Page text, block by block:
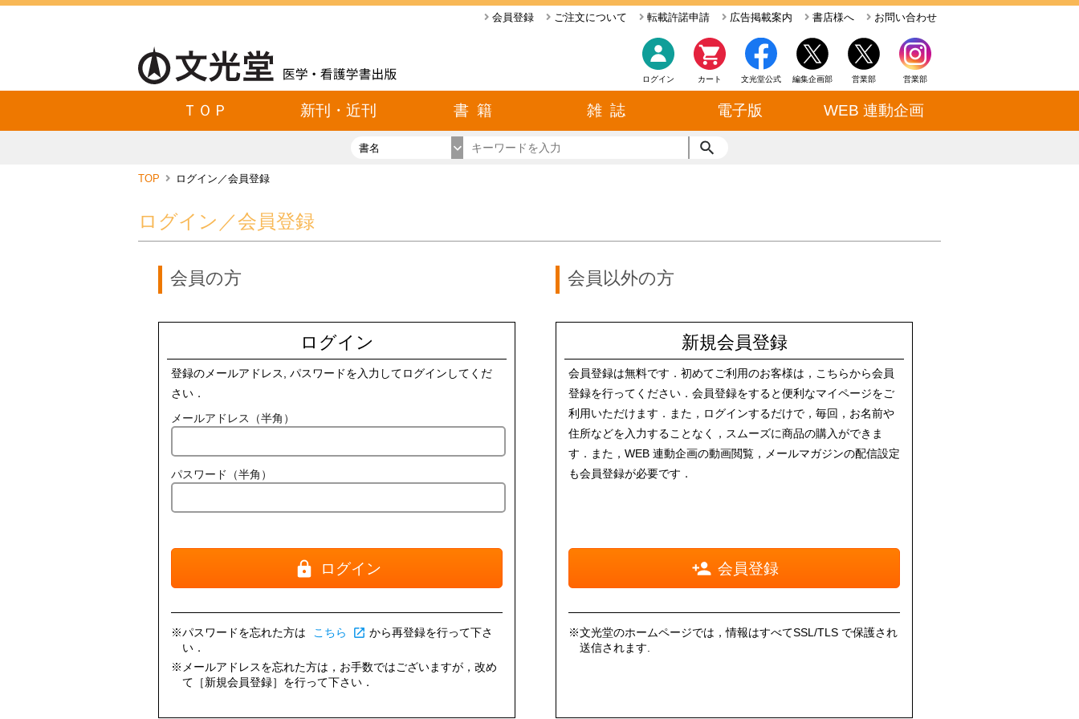
お問い合わせ
書店様へ
広告掲載案内
転載許諾申請
ご注文について
会員登録
営業部
営業部
編集企画部
文光堂公式
カート
ログイン
ＴＯＰ 新刊・近刊 書 籍 雑 誌 電子版 WEB 連動企画
書名
TOP ログイン／会員登録
ログイン／会員登録
会員の方
ログイン
登録のメールアドレス, パスワードを入力してログインしてくだ
さい．
メールアドレス（半角）
パスワード（半角）
ログイン
※パスワードを忘れた方は こちら open_in_new から再登録を行って下さ
い．
※メールアドレスを忘れた方は，お手数ではございますが，改め
て［新規会員登録］を行って下さい．
会員以外の方
新規会員登録
会員登録は無料です．初めてご利用のお客様は，こちらから会員
登録を行ってください．会員登録をすると便利なマイページをご
利用いただけます．また，ログインするだけで，毎回，お名前や
住所などを入力することなく，スムーズに商品の購入ができま
す．また，WEB 連動企画の動画閲覧，メールマガジンの配信設定
も会員登録が必要です．
会員登録
※文光堂のホームページでは，情報はすべてSSL/TLS で保護され
送信されます.